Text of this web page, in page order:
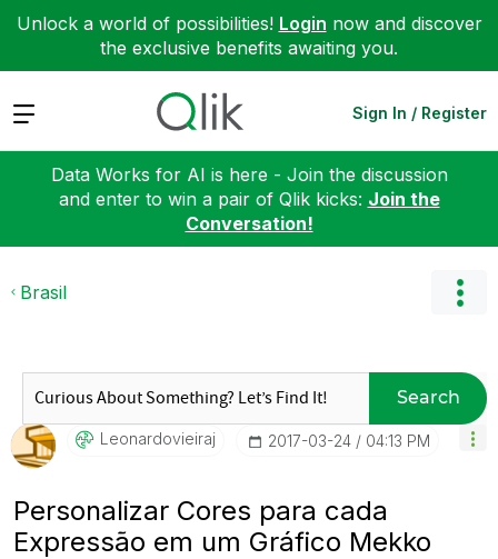
Unlock a world of possibilities! Login now and discover
the exclusive benefits awaiting you.
Expand Sign In / Register
Data Works for AI is here - Join the discussion
and enter to win a pair of Qlik kicks: Join the
Conversation!
Brasil
Search
Leonardovieiraj ‎2017-03-24 04:13 PM
Personalizar Cores para cada
Expressão em um Gráfico Mekko